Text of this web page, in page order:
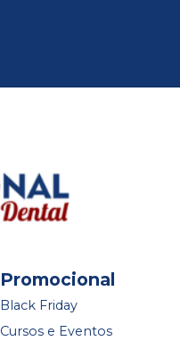
Promocional
Black Friday
Cursos e Eventos